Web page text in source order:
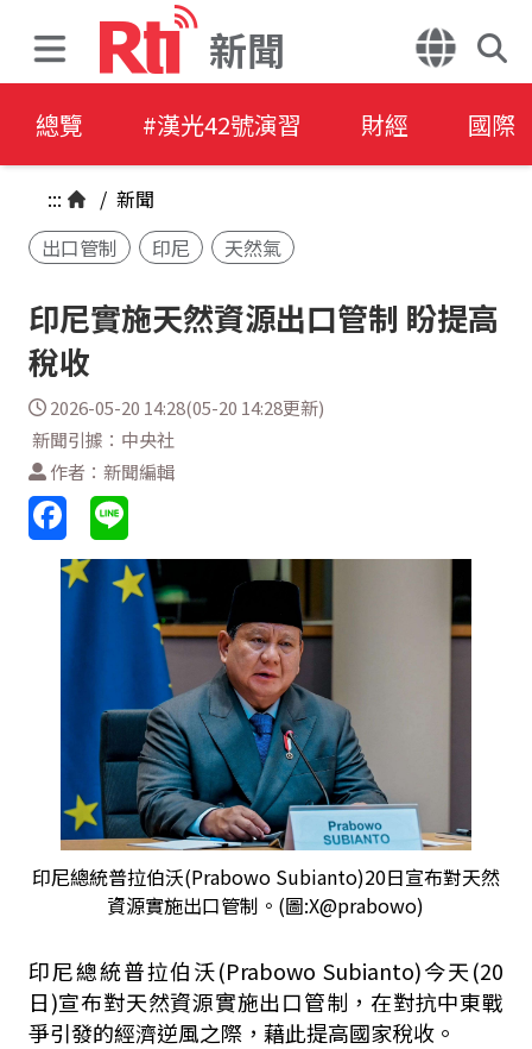
新聞
總覽 #漢光42號演習 財經 國際
::: / 新聞
出口管制
印尼 天然氣
印尼實施天然資源出口管制 盼提高
稅收
2026-05-20 14:28(05-20 14:28更新)
新聞引據：中央社
作者：新聞編輯
印尼總統普拉伯沃(Prabowo Subianto)20日宣布對天然
資源實施出口管制。(圖:X@prabowo)
印尼總統普拉伯沃(Prabowo Subianto)今天(20
日)宣布對天然資源實施出口管制，在對抗中東戰
爭引發的經濟逆風之際，藉此提高國家稅收。